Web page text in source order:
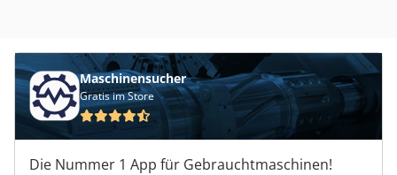
Maschinensucher
Gratis im Store
Die Nummer 1 App für Gebrauchtmaschinen!